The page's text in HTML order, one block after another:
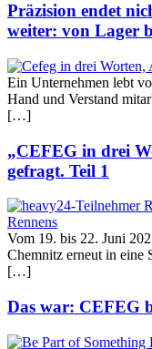
Präzision endet
weiter: von Lager
Ein Unternehmen lebt
Hand und Verstand
[…]
„CEFEG in drei
gefragt. Teil 1
Vom 19. bis 22. Juni
Chemnitz erneut in eine
[…]
Das war: CEFEG